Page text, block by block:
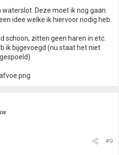
Deze moet ik nog gaan
idee welke ik hiervoor nodig heb.
schoon, zitten geen haren in etc.
ik bijgevoegd (nu staat het niet
#9